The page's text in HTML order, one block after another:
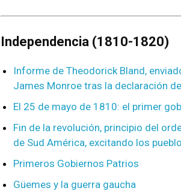
Independencia (1810-1820)
Informe de Theodorick Bland,
James Monroe tras la declaración
El 25 de mayo de 1810: el primer
Fin de la revolución, principio del
de Sud América, excitando los
Primeros Gobiernos Patrios
Güemes y la guerra gaucha